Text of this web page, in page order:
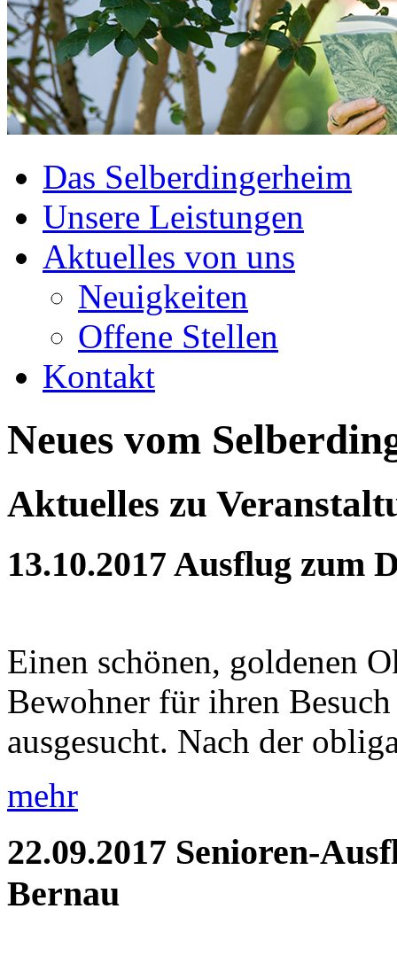
Das Selberdingerheim
Unsere Leistungen
Aktuelles von uns
Neuigkeiten
Offene Stellen
Kontakt
Neues vom
Aktuelles zu
13.10.2017 Ausflug zum
Einen schönen, goldenen
Bewohner für ihren
ausgesucht. Nach der
mehr
22.09.2017 Senioren-
Bernau